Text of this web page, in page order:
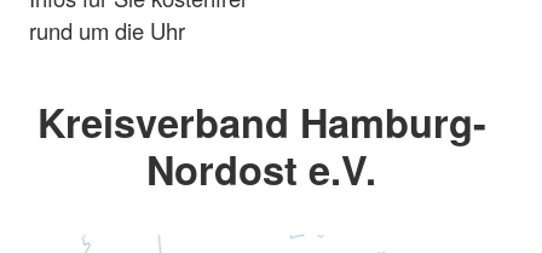
rund um die Uhr
Kreisverband Hamburg-
Nordost e.V.